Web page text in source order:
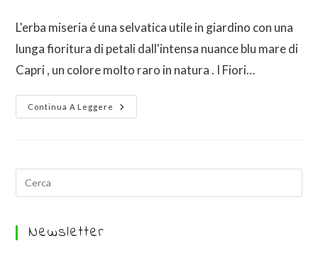
L'erba miseria é una selvatica utile in giardino con una
lunga fioritura di petali dall'intensa nuance blu mare di
Capri , un colore molto raro in natura . I Fiori…
Continua A Leggere
Newsletter